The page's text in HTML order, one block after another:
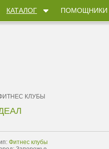
КАТАЛОГ ПОМОЩНИКИ
КЛУБЫ
Фитнес клубы